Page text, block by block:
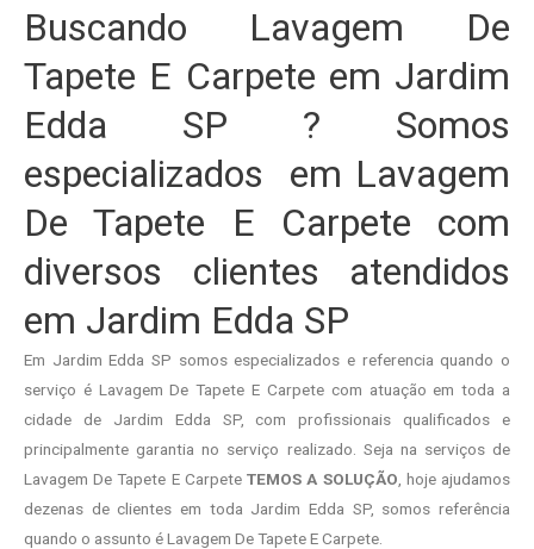
Buscando Lavagem De
Tapete E Carpete em Jardim
Edda SP ? Somos
especializados em Lavagem
De Tapete E Carpete com
diversos clientes atendidos
em Jardim Edda SP
Em Jardim Edda SP somos especializados e referencia quando o
serviço é Lavagem De Tapete E Carpete com atuação em toda a
cidade de Jardim Edda SP, com profissionais qualificados e
principalmente garantia no serviço realizado. Seja na serviços de
Lavagem De Tapete E CarpeteTEMOS A SOLUÇÃO , hoje ajudamos
dezenas de clientes em toda Jardim Edda SP, somos referência
quando o assunto é Lavagem De Tapete E Carpete.